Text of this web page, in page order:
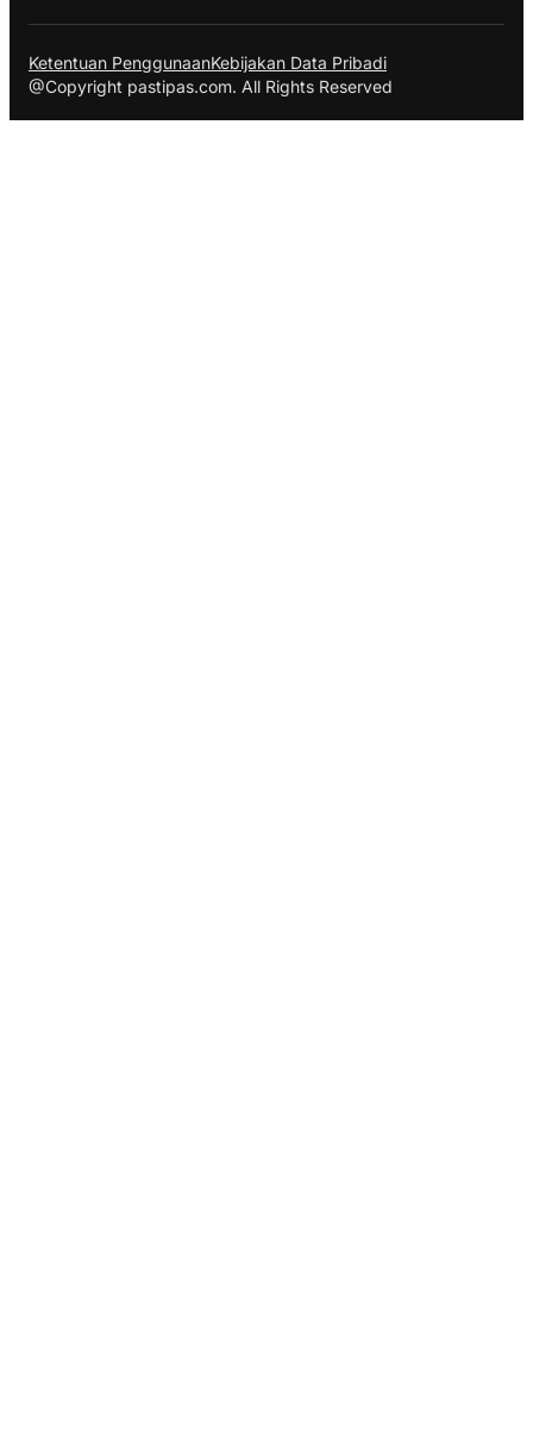
Ketentuan PenggunaanKebijakan Data Pribadi
@Copyright pastipas.com. All Rights Reserved